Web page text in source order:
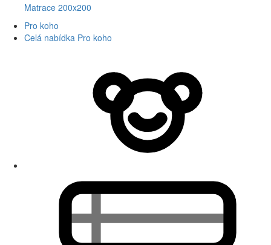
Matrace 200x200
Pro koho
Celá nabídka Pro koho